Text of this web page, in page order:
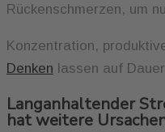
Rückenschmerzen, um
Konzentration,
Denken lassen auf
Langanhaltender
hat weitere